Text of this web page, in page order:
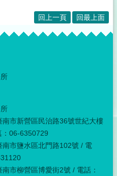
回上一頁 回最上面
市新營區民治路36號世紀大樓
06-6350729
市鹽水區北門路102號 / 電
市柳營區博愛街2號 / 電話：